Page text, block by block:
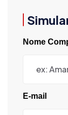
Nome
E-mail